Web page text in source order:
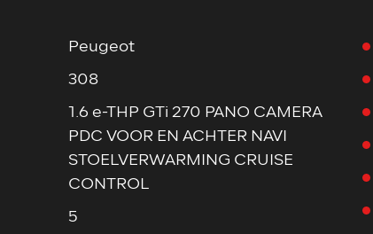
Peugeot
308
1.6 e-THP GTi 270 PANO CAMERA
PDC VOOR EN ACHTER NAVI
STOELVERWARMING CRUISE
CONTROL
5